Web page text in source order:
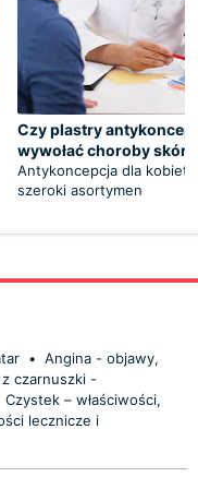
Czy plastry
wywołać choroby
Antykoncepcja dla kobiet
szeroki asortymen
• Angina - objawy,
czarnuszki -
Czystek – właściwości,
lecznicze i